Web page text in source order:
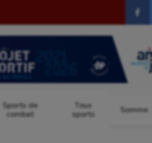
Sports de
combat
Tous
sports
Somme